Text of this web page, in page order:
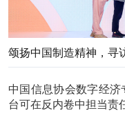
颂扬中国制造精神，寻
中国信息协会数字经
台可在反内卷中担当责